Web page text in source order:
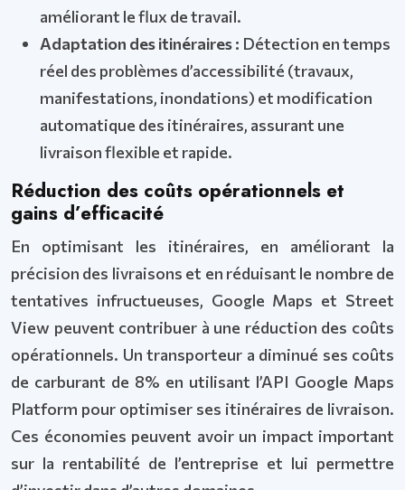
améliorant le flux de travail.
Adaptation des itinéraires : Détection en temps
réel des problèmes d’accessibilité (travaux,
manifestations, inondations) et modification
automatique des itinéraires, assurant une
livraison flexible et rapide.
Réduction des coûts opérationnels et
gains d’efficacité
En optimisant les itinéraires, en améliorant la
précision des livraisons et en réduisant le nombre de
tentatives infructueuses, Google Maps et Street
View peuvent contribuer à une réduction des coûts
opérationnels. Un transporteur a diminué ses coûts
de carburant de 8% en utilisant l’API Google Maps
Platform pour optimiser ses itinéraires de livraison.
Ces économies peuvent avoir un impact important
sur la rentabilité de l’entreprise et lui permettre